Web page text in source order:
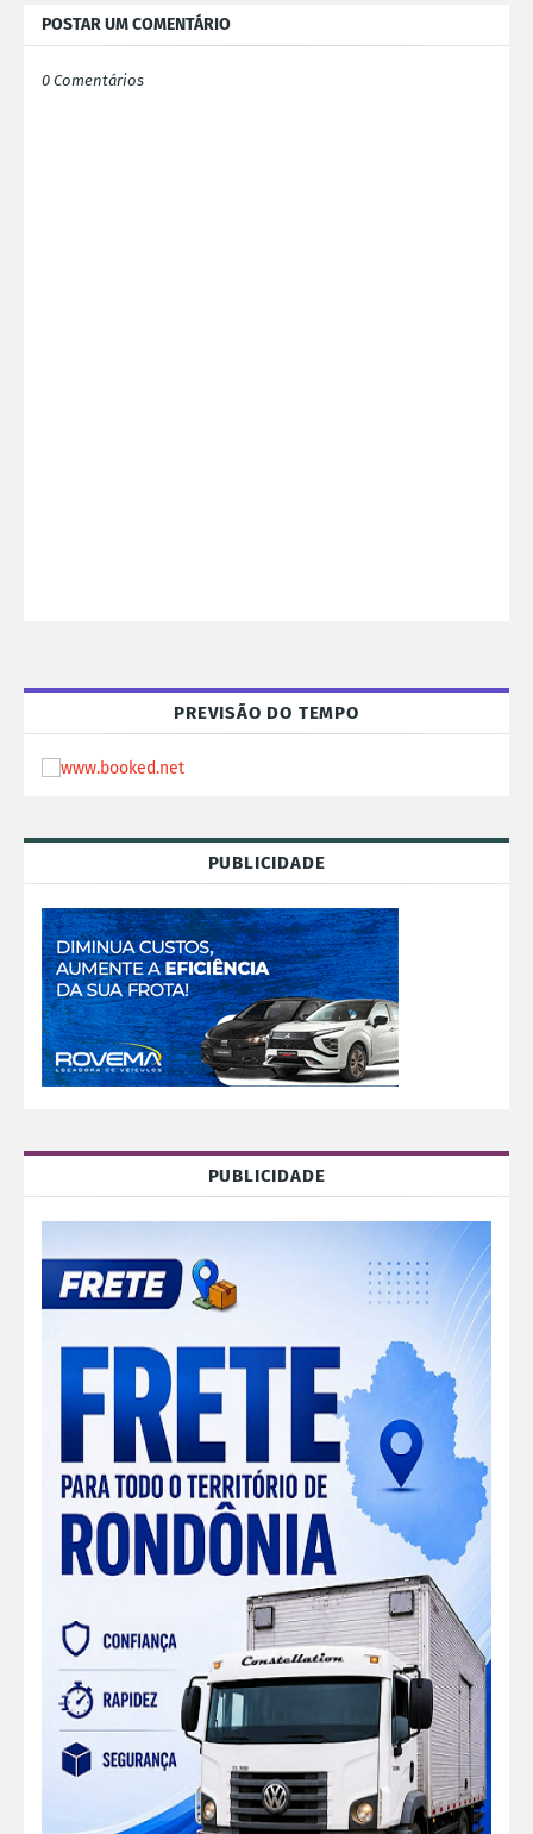
POSTAR UM COMENTÁRIO
0 Comentários
PREVISÃO DO TEMPO
PUBLICIDADE
PUBLICIDADE